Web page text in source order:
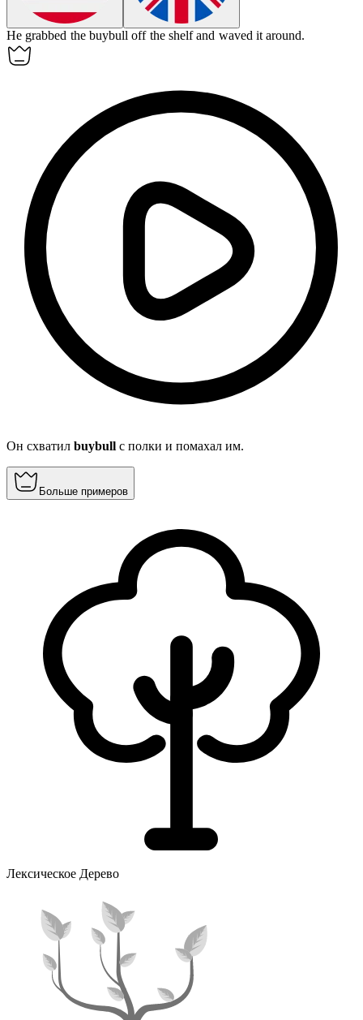
He grabbed the buybull off the shelf and waved it around.
Он схватил buybull с полки и помахал им.
Больше примеров
Лексическое Дерево